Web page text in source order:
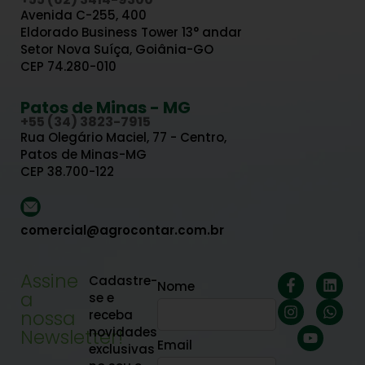
Avenida C-255, 400
Eldorado Business Tower 13° andar
Setor Nova Suíça, Goiânia-GO
CEP 74.280-010
Patos de Minas - MG
+55 (34) 3823-7915
Rua Olegário Maciel, 77 - Centro,
Patos de Minas-MG
CEP 38.700-122
comercial@agrocontar.com.br
Assine
a
nossa
Newsletter!
Cadastre-
se e
receba
novidades
exclusivas
Nome
Email